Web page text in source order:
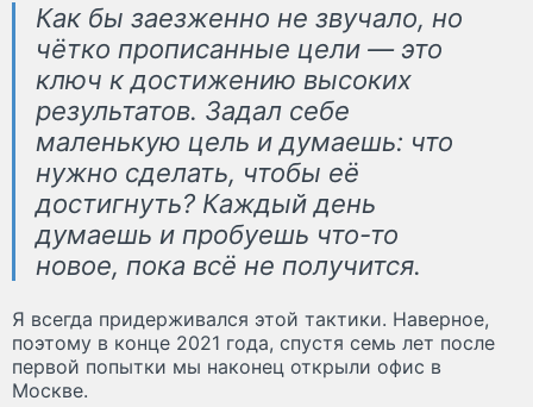
Как бы заезженно не звучало, но
чётко прописанные цели — это
ключ к достижению высоких
результатов. Задал себе
маленькую цель и думаешь: что
нужно сделать, чтобы её
достигнуть? Каждый день
думаешь и пробуешь что-то
новое, пока всё не получится.
Я всегда придерживался этой тактики. Наверное,
поэтому в конце 2021 года, спустя семь лет после
первой попытки мы наконец открыли офис в
Москве.